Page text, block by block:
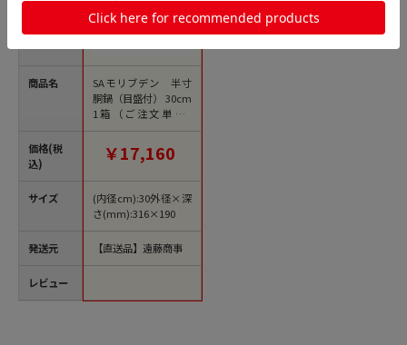
商品名
価格(税
込)
サイズ
発送元
レビュー
SAモリブデン 半寸
胴鍋（目盛付） 30cm
1箱（ご注文単位1
箱）【直送品】
￥17,160
(内径cm):30外径×深
さ(mm):316×190
【直送品】遠藤商事